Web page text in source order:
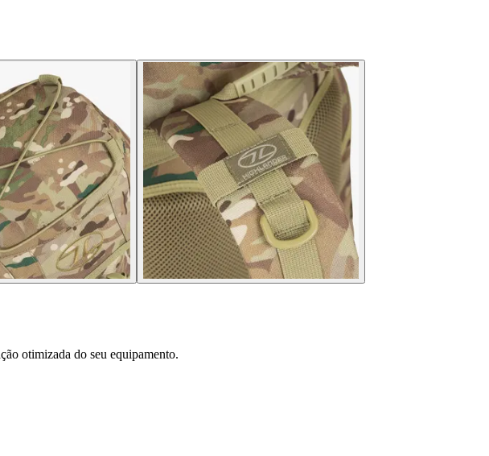
otimizada do seu equipamento.